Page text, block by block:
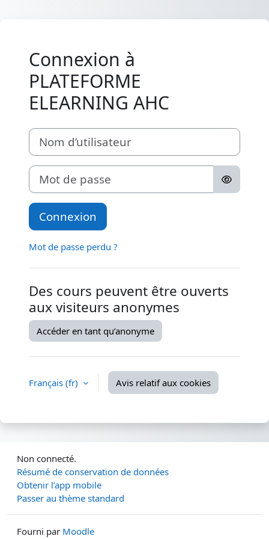
Connexion à
PLATEFORME
ELEARNING AHC
Nom d’utilisateur
Mot de passe
Connexion
Mot de passe perdu ?
Des cours peuvent être ouverts
aux visiteurs anonymes
Accéder en tant qu’anonyme
Français ‎(fr)‎ Avis relatif aux cookies
Non connecté.
Résumé de conservation de données
Obtenir l’app mobile
Passer au thème standard
Fourni par Moodle